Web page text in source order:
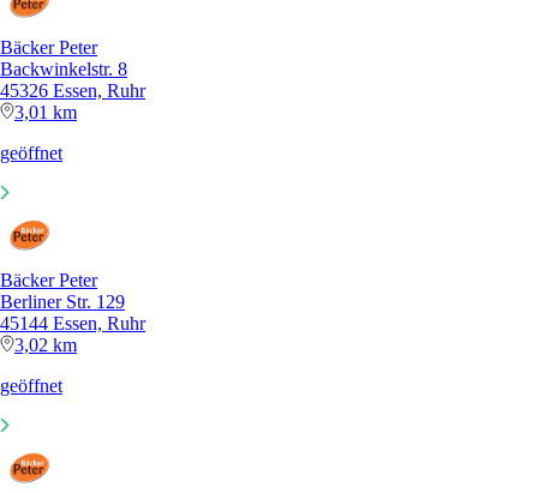
Bäcker Peter
Backwinkelstr. 8
45326 Essen, Ruhr
3,01 km
geöffnet
Bäcker Peter
Berliner Str. 129
45144 Essen, Ruhr
3,02 km
geöffnet